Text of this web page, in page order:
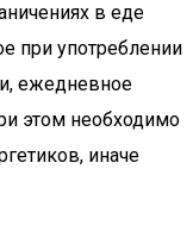
в еде
при употреблении
ежедневное
этом необходимо
иначе